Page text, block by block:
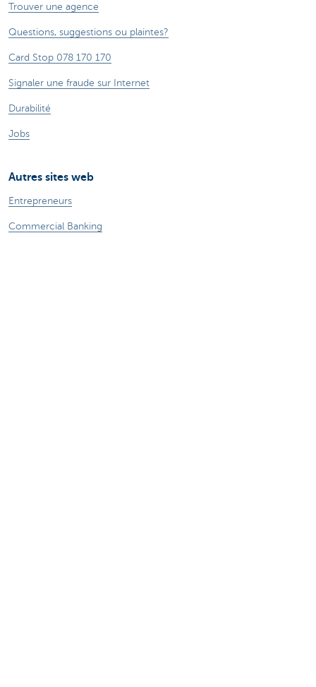
Trouver une agence
Questions, suggestions ou plaintes?
Card Stop 078 170 170
Signaler une fraude sur Internet
Durabilité
Jobs
Autres sites web
Entrepreneurs
Commercial Banking